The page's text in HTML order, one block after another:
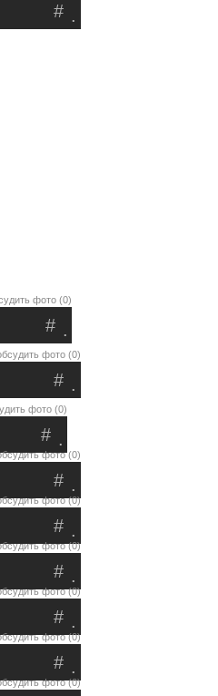
.
#
фото (0)
.
#
фото (0)
.
#
фото (0)
.
#
фото (0)
.
#
фото (0)
.
#
фото (0)
.
#
фото (0)
.
#
фото (0)
.
#
фото (0)